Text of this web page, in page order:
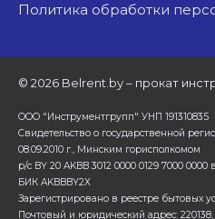
Политика обработки
© 2026 Belrent.by – прокат
ООО "Инструментгрупп" УНП 191310835
Свидетельство о государственной
08.09.2010 г., Минским горисполкомом
р/с BY 20 AKBB 3012 0000 0129 7000
БИК AKBBBY2X
Зарегистрировано в реестре бытовых
Почтовый и юридический адрес: